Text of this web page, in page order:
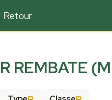
Retour
R REMBATE